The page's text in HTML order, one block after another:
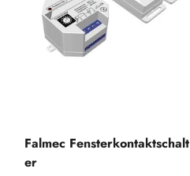
Falmec Fensterkontaktschalt
er